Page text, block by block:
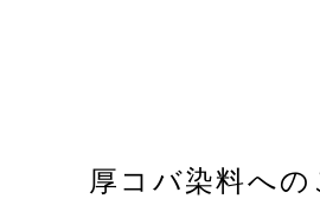
厚コバ染料への